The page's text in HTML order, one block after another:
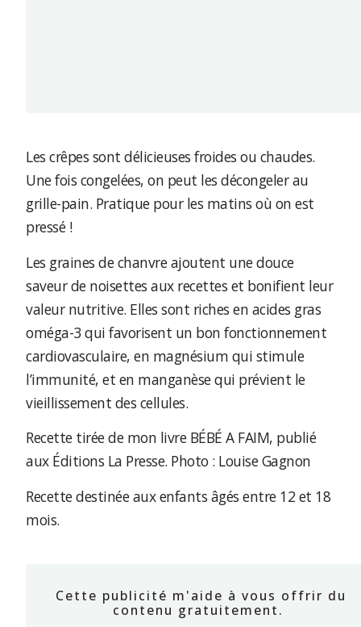
Les crêpes sont délicieuses froides ou chaudes.
Une fois congelées, on peut les décongeler au
grille-pain. Pratique pour les matins où on est
pressé !
Les graines de chanvre ajoutent une douce
saveur de noisettes aux recettes et bonifient leur
valeur nutritive. Elles sont riches en acides gras
oméga-3 qui favorisent un bon fonctionnement
cardiovasculaire, en magnésium qui stimule
l’immunité, et en manganèse qui prévient le
vieillissement des cellules.
Recette tirée de mon livre BÉBÉ A FAIM, publié
aux Éditions La Presse. Photo : Louise Gagnon
Recette destinée aux enfants âgés entre 12 et 18
mois.